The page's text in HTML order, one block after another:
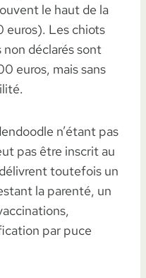
le haut de la
Les chiots
déclarés sont
euros, mais sans
n’étant pas
pas être inscrit au
toutefois un
la parenté, un
par puce